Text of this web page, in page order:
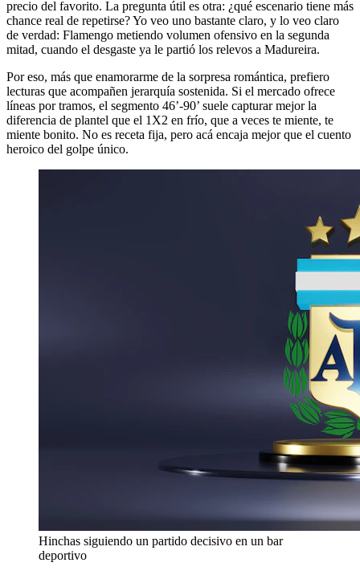
precio del favorito. La pregunta útil es otra: ¿qué escenario tiene más
chance real de repetirse? Yo veo uno bastante claro, y lo veo claro
de verdad: Flamengo metiendo volumen ofensivo en la segunda
mitad, cuando el desgaste ya le partió los relevos a Madureira.
Por eso, más que enamorarme de la sorpresa romántica, prefiero
lecturas que acompañen jerarquía sostenida. Si el mercado ofrece
líneas por tramos, el segmento 46’-90’ suele capturar mejor la
diferencia de plantel que el 1X2 en frío, que a veces te miente, te
miente bonito. No es receta fija, pero acá encaja mejor que el cuento
heroico del golpe único.
Hinchas siguiendo un partido decisivo en un bar
deportivo